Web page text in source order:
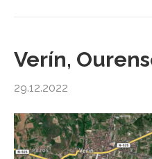
Verín,
29.12.2022